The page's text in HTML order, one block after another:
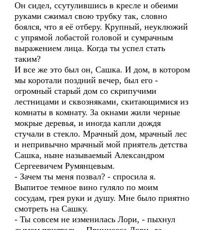
Он сидел, ссутулившись в кресле и обеими
руками сжимал свою трубку так, словно
боялся, что я её отберу. Крупный, неуклюжий
с упрямой лобастой головой и сумрачным
выражением лица. Когда ты успел стать
таким?
И все же это был он, Сашка. И дом, в котором
мы коротали поздний вечер, был его -
огромный старый дом со скрипучими
лестницами и сквозняками, скитающимися из
комнаты в комнату. За окнами жили черные
мокрые деревья, и иногда капли дождя
стучали в стекло. Мрачный дом, мрачный лес
и непривычно мрачный мой приятель детства
Сашка, ныне называемый Александром
Сергеевичем Румянцевым.
- Зачем ты меня позвал? - спросила я.
Выпитое темное вино гуляло по моим
сосудам, грея руки и душу. Мне было приятно
смотреть на Сашку.
- Ты совсем не изменилась Лори, - пыхнул